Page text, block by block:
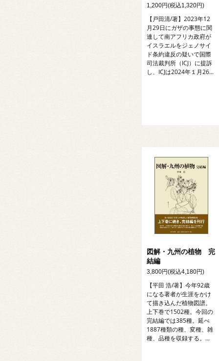
1,200円(税込1,320円)
【戸田清/著】2023年12
月29日にガザの事態に関
連して南アフリカ政府が
イスラエルをジェノサイ
ド条約違反の疑いで国際
司法裁判所（ICJ）に提訴
し、ICJは2024年１月26...
図解・九州の植物 完
結編
3,800円(税込4,180円)
【平田 浩/著】今年92歳
になる著者が生涯をかけ
て描き込んだ植物図譜。
上下巻で1502種。今回の
完結編では385種。延べ
1887種類の種、変種、雑
種、品種を収録する。...